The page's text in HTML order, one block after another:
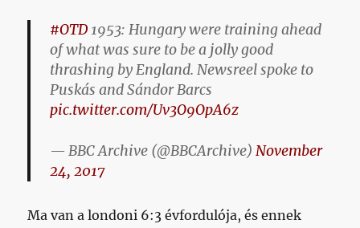
#OTD 1953: Hungary were training ahead
of what was sure to be a jolly good
thrashing by England. Newsreel spoke to
Puskás and Sándor Barcs
pic.twitter.com/Uv3O9OpA6z
— BBC Archive (@BBCArchive)November
24, 2017
Ma van a londoni 6:3 évfordulója, és ennek